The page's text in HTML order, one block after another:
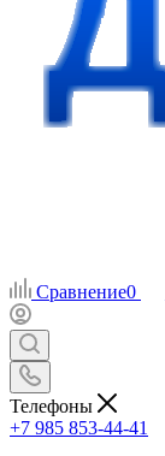
Сравнение0
Телефоны
+7 985 853-44-41